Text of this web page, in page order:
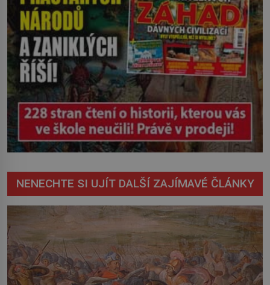
NENECHTE SI UJÍT DALŠÍ ZAJÍMAVÉ ČLÁNKY